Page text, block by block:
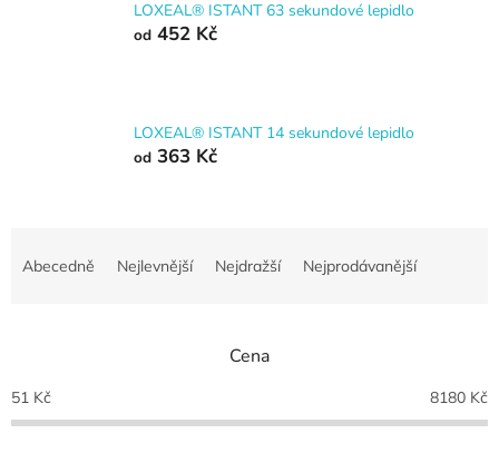
LOXEAL® ISTANT 63 sekundové lepidlo
od 452 Kč
LOXEAL® ISTANT 14 sekundové lepidlo
od 363 Kč
p
r
o
Abecedně Nejlevnější Nejdražší Nejprodávanější
Cena
51 Kč 8180 Kč